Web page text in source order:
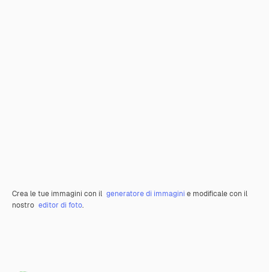
Crea le tue immagini con il generatore di immagini e modificale con il
nostro editor di foto.